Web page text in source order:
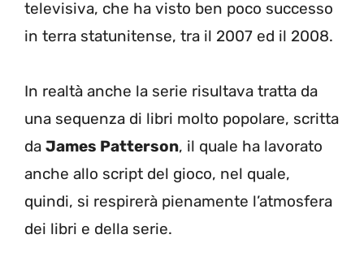
televisiva, che ha visto ben poco successo
in terra statunitense, tra il 2007 ed il 2008.
In realtà anche la serie risultava tratta da
una sequenza di libri molto popolare, scritta
da James Patterson, il quale ha lavorato
anche allo script del gioco, nel quale,
quindi, si respirerà pienamente l’atmosfera
dei libri e della serie.